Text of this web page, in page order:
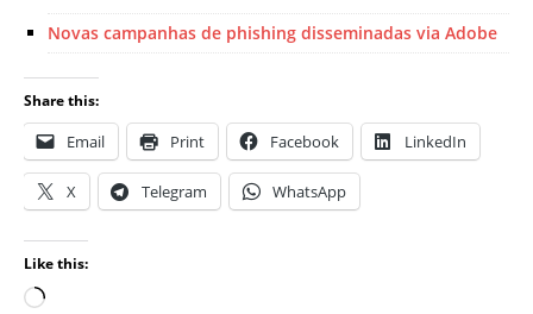
Novas campanhas de phishing disseminadas via Adobe
Share this:
Email Print Facebook LinkedIn
X Telegram WhatsApp
Like this: